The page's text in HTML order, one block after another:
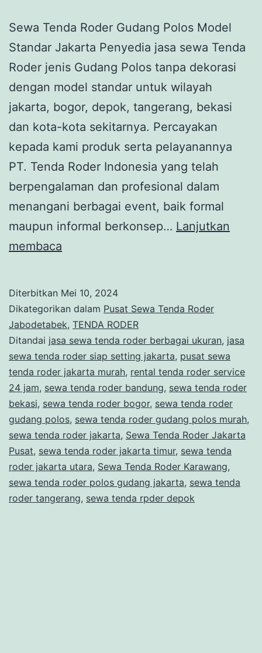
Sewa Tenda Roder Gudang Polos Model
Standar Jakarta Penyedia jasa sewa Tenda
Roder jenis Gudang Polos tanpa dekorasi
dengan model standar untuk wilayah
jakarta, bogor, depok, tangerang, bekasi
dan kota-kota sekitarnya. Percayakan
kepada kami produk serta pelayanannya
PT. Tenda Roder Indonesia yang telah
berpengalaman dan profesional dalam
menangani berbagai event, baik formal
maupun informal berkonsep… Lanjutkan
membaca
GUDANG
POLOS
MODEL
STANDAR
JAKARTA
Diterbitkan Mei 10, 2024
Dikategorikan dalam Pusat Sewa Tenda Roder
Jabodetabek, TENDA RODER
Ditandai jasa sewa tenda roder berbagai ukuran, jasa
sewa tenda roder siap setting jakarta, pusat sewa
tenda roder jakarta murah, rental tenda roder service
24 jam, sewa tenda roder bandung, sewa tenda roder
bekasi, sewa tenda roder bogor, sewa tenda roder
gudang polos, sewa tenda roder gudang polos murah,
sewa tenda roder jakarta, Sewa Tenda Roder Jakarta
Pusat, sewa tenda roder jakarta timur, sewa tenda
roder jakarta utara, Sewa Tenda Roder Karawang,
sewa tenda roder polos gudang jakarta, sewa tenda
roder tangerang, sewa tenda rpder depok